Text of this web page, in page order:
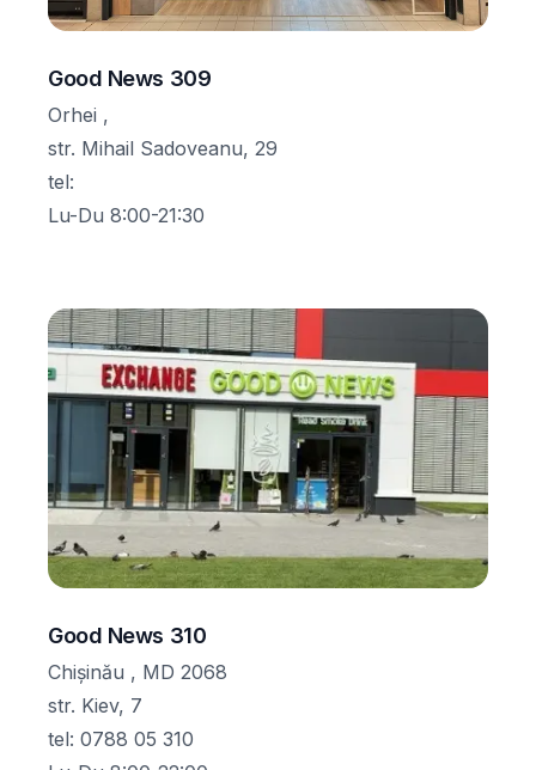
Good News 309
Orhei ,
str. Mihail Sadoveanu, 29
tel:
Lu-Du 8:00-21:30
Good News 310
Chișinău , MD 2068
str. Kiev, 7
tel: 0788 05 310